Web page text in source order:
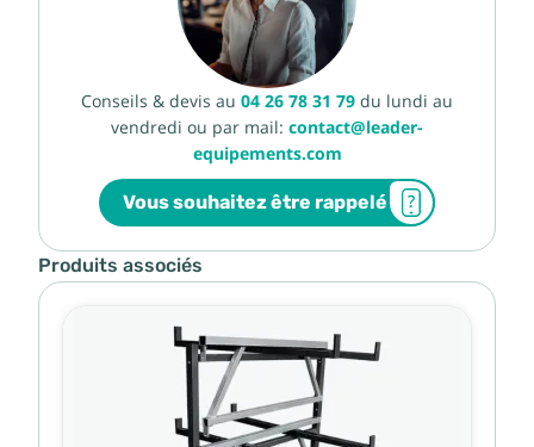
Conseils & devis au 04 26 78 31 79 du lundi au
vendredi ou par mail: contact@leader-
equipements.com
Vous souhaitez être rappelé
Produits associés